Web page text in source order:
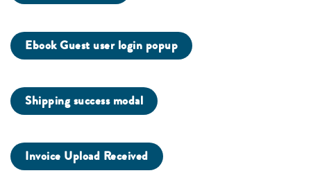
Ebook Guest user login popup
Shipping success modal
Invoice Upload Received